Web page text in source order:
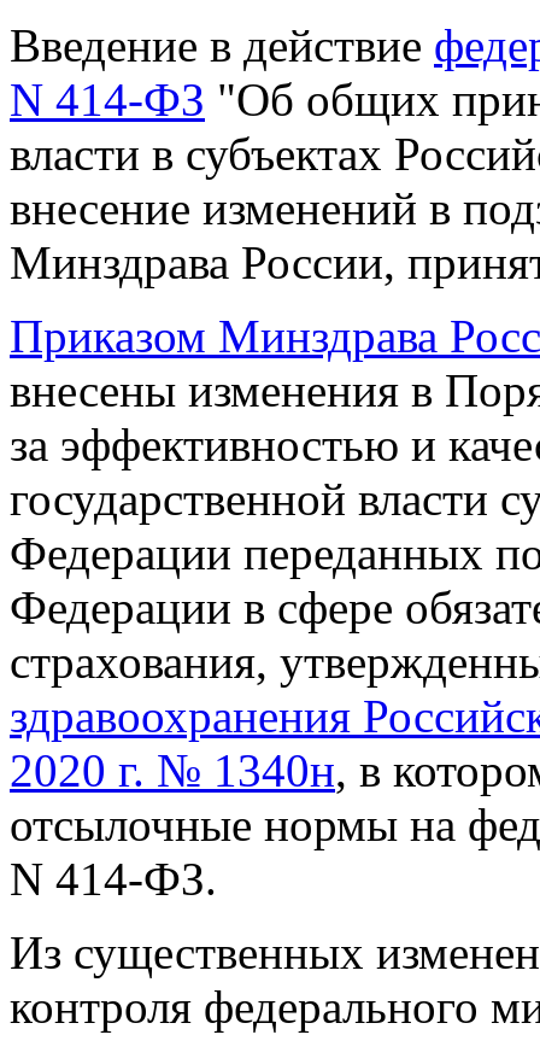
Введение в действие
N 414-ФЗ "Об общих
власти в субъектах
внесение изменений в
Минздрава России,
Приказом Минздрава
внесены изменения в
за эффективностью и
государственной власти
Федерации переданных
Федерации в сфере
страхования,
здравоохранения
2020 г. № 1340н, в
отсылочные нормы на
N 414-ФЗ.
Из существенных
контроля федерального